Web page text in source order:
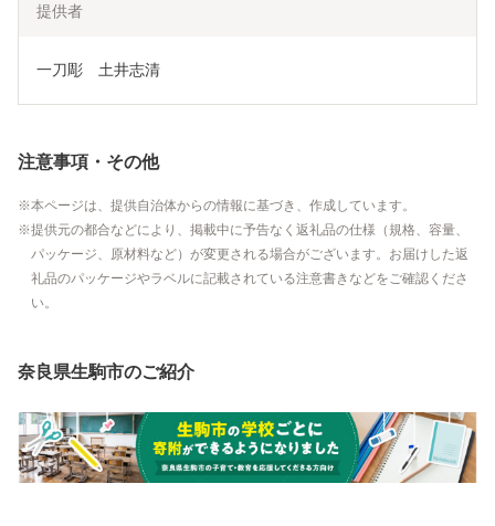
提供者
注意事項・その他
本ページは、提供自治体からの情報に基づき、作成しています。
提供元の都合などにより、掲載中に予告なく返礼品の仕様（規格、容量、
パッケージ、原材料など）が変更される場合がございます。お届けした返
礼品のパッケージやラベルに記載されている注意書きなどをご確認くださ
い。
奈良県生駒市のご紹介